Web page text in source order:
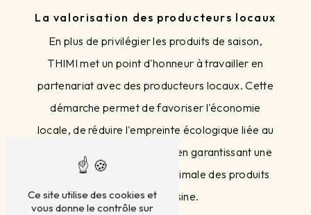
La valorisation des producteurs locaux
En plus de privilégier les produits de saison,
THIMI met un point d'honneur à travailler en
partenariat avec des producteurs locaux. Cette
démarche permet de favoriser l'économie
locale, de réduire l'empreinte écologique liée au
transport des denrées, tout en garantissant une
traçabilité et une qualité optimale des produits
utilisés en cuisine.
Ce site utilise des cookies et
vous donne le contrôle sur